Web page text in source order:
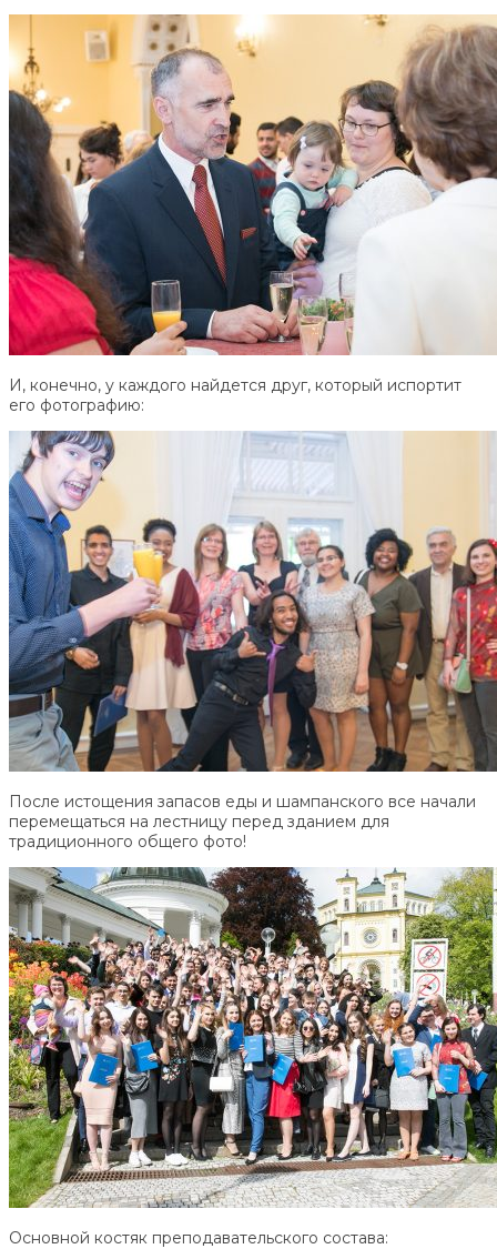
И, конечно, у каждого найдется друг, который испортит
его фотографию:
После истощения запасов еды и шампанского все начали
перемещаться на лестницу перед зданием для
традиционного общего фото!
Основной костяк преподавательского состава: